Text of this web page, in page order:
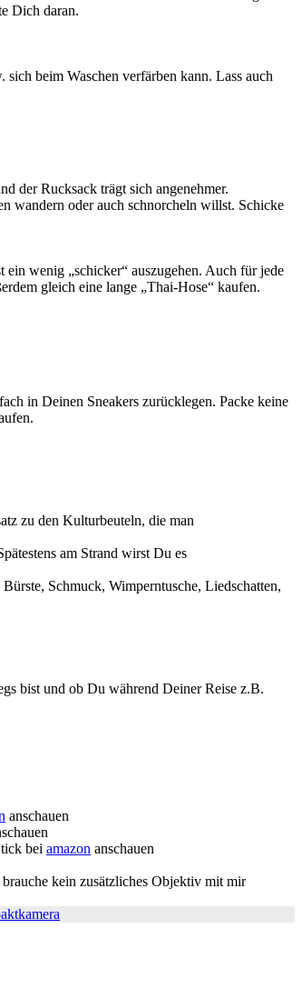
Dich daran.
beim Waschen verfärben kann. Lass auch
der Rucksack trägt sich angenehmer.
wandern oder auch schnorcheln willst. Schicke
wenig „schicker“ auszugehen. Auch für jede
gleich eine lange „Thai-Hose“ kaufen.
in Deinen Sneakers zurücklegen. Packe keine
zu den Kulturbeuteln, die man
am Strand wirst Du es
Schmuck, Wimperntusche, Liedschatten,
bist und ob Du während Deiner Reise z.B.
anschauen
bei amazon anschauen
kein zusätzliches Objektiv mit mir